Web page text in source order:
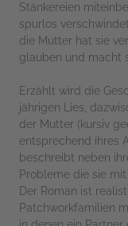
Stänkereien
spurlos
die Mutter hat sie
glauben und macht
Erzählt wird die
jährigen Lies,
der Mutter (kursiv
entsprechend ihres
beschreibt neben
Probleme die sie
Der Roman ist
Patchworkfamilien